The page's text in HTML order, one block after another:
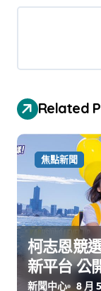
Related
焦點新聞
柯志恩競
新平台 公
新聞中心 8 月